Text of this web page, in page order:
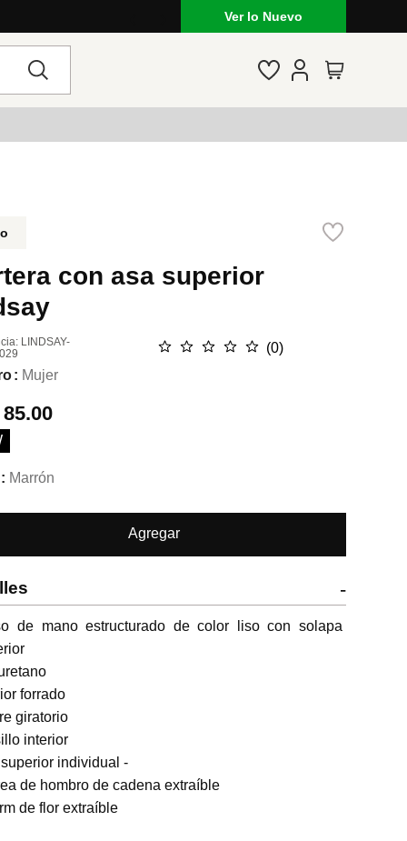
Ver lo Nuevo
con asa superior
: LINDSAY-
☆ ☆ ☆ ☆ ☆ (0)
Mujer
85.00
Marrón
Agregar
-
de mano estructurado de color liso con solapa
forrado
giratorio
interior
individual -
de hombro de cadena extraíble
de flor extraíble